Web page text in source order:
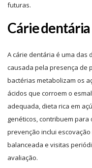
futuras.
Cárie dentária
A cárie dentária é uma das
causada pela presença de
bactérias metabolizam os
ácidos que corroem o
adequada, dieta rica em
genéticos, contribuem
prevenção inclui
balanceada e visitas
avaliação.